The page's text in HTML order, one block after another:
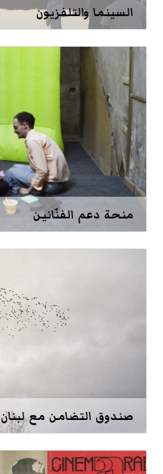
السينما والتلفزيون
منحة دعم الفنّانين
صندوق التضامن مع لبنان